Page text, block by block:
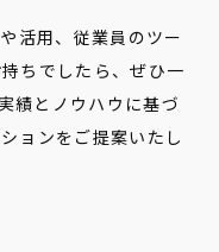
活用、従業員のツー
ちでしたら、ぜひ一
績とノウハウに基づ
ョンをご提案いたし